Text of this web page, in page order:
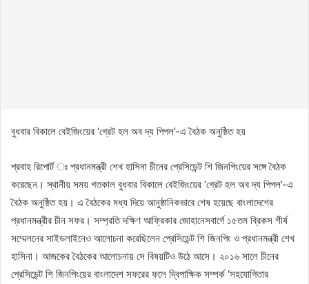
বুধবার বিকালে বেইজিংয়ের ‘গ্রেট হল অব দ্য পিপল’-এ বৈঠক অনুষ্ঠিত হয়
প্রবাহ রিপোর্ট ঃ প্রধানমন্ত্রী শেখ হাসিনা চীনের প্রেসিডেন্ট শি জিনপিংয়ের সঙ্গে বৈঠক
করেছেন। স্থানীয় সময় গতকাল বুধবার বিকালে বেইজিংয়ের ‘গ্রেট হল অব দ্য পিপল’-এ
বৈঠক অনুষ্ঠিত হয়। এ বৈঠকের মধ্য দিয়ে আনুষ্ঠানিকভাবে শেষ হয়েছে বাংলাদেশের
প্রধানমন্ত্রীর চীন সফর। সম্প্রতি দক্ষিণ আফ্রিকার জোহানেসবার্গে ১৫তম ব্রিকস শীর্ষ
সম্মেলনের সাইডলাইনেও আলোচনা করেছিলেন প্রেসিডেন্ট শি জিনপিং ও প্রধানমন্ত্রী শেখ
হাসিনা। আজকের বৈঠকের আলোচনায় সে বিষয়টিও উঠে আসে। ২০১৬ সালে চীনের
প্রেসিডেন্ট শি জিনপিংয়ের বাংলাদেশ সফরের ফলে দ্বিপাক্ষিক সম্পর্ক ‘সহযোগিতার